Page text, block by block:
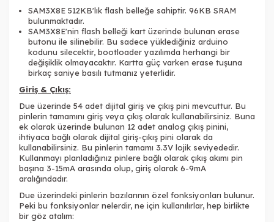
SAM3X8E 512KB'lık flash belleğe sahiptir. 96KB SRAM
bulunmaktadır.
SAM3X8E'nin flash belleği kart üzerinde bulunan erase
butonu ile silinebilir. Bu sadece yüklediğiniz arduino
kodunu silecektir, bootloader yazılımda herhangi bir
değişiklik olmayacaktır. Kartta güç varken erase tuşuna
birkaç saniye basılı tutmanız yeterlidir.
Giriş & Çıkış:
Due üzerinde 54 adet dijital giriş ve çıkış pini mevcuttur. Bu
pinlerin tamamını giriş veya çıkış olarak kullanabilirsiniz. Buna
ek olarak üzerinde bulunan 12 adet analog çıkış pinini,
ihtiyaca bağlı olarak dijital giriş-çıkış pini olarak da
kullanabilirsiniz. Bu pinlerin tamamı 3.3V lojik seviyededir.
Kullanmayı planladığınız pinlere bağlı olarak çıkış akımı pin
başına 3-15mA arasında olup, giriş olarak 6-9mA
aralığındadır.
Due üzerindeki pinlerin bazılarının özel fonksiyonları bulunur.
Peki bu fonksiyonlar nelerdir, ne için kullanılırlar, hep birlikte
bir göz atalım: